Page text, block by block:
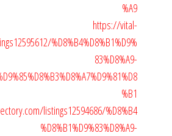
%A9
https://vital-
%D8%B4%D8%B1%D9%
83%D8%A9-
%B1
listings12594686/%D8%B4
%D8%B1%D9%83%D8%A9-